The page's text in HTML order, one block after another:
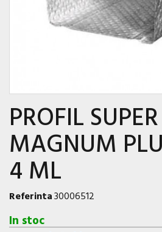
PROFIL SUPER
MAGNUM
4 ML
Referinta30006512
In stoc